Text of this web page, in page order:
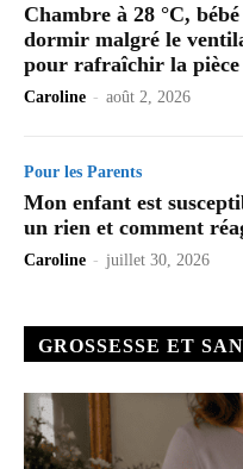
Chambre à 28 °C,
dormir malgré le
pour rafraîchir la pièce
Caroline - août 2, 2026
Pour les Parents
Mon enfant est
un rien et comment
Caroline - juillet 30, 2026
GROSSESSE ET